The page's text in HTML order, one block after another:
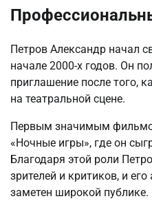
Петров Александр начал
начале 2000-х годов. Он
приглашение после того,
на театральной сцене.
Первым значимым
«Ночные игры», где он
Благодаря этой роли
зрителей и критиков, и
заметен широкой публике.